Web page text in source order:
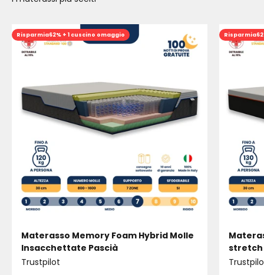
Risparmia62% + 1 cuscino omaggio
Materasso Memory Foam Hybrid Molle
Insacchettate Pascià
Trustpilot
Risparmia
stretch